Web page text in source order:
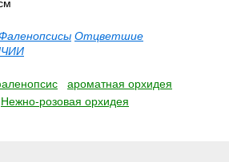
Отцветшие
ароматная орхидея
Нежно-розовая орхидея